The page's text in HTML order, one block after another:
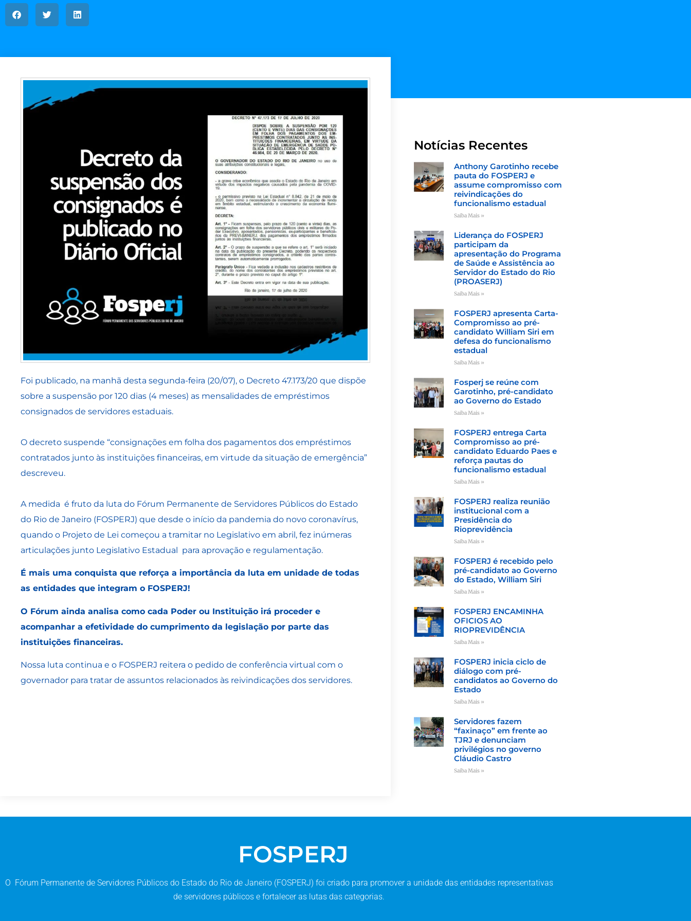
Foi publicado, na manhã desta segunda-feira (20/07), o Decreto 47.173/20 que dispõe
sobre a suspensão por 120 dias (4 meses) as mensalidades de empréstimos
consignados de servidores estaduais.
O decreto suspende “consignações em folha dos pagamentos dos empréstimos
contratados junto às instituições financeiras, em virtude da situação de emergência”
descreveu.
A medida é fruto da luta do Fórum Permanente de Servidores Públicos do Estado
do Rio de Janeiro (FOSPERJ) que desde o início da pandemia do novo coronavírus,
quando o Projeto de Lei começou a tramitar no Legislativo em abril, fez inúmeras
articulações junto Legislativo Estadual para aprovação e regulamentação.
É mais uma conquista que reforça a importância da luta em unidade de todas
as entidades que integram o FOSPERJ!
O Fórum ainda analisa como cada Poder ou Instituição irá proceder e
acompanhar a efetividade do cumprimento da legislação por parte das
instituições financeiras.
Nossa luta continua e o FOSPERJ reitera o pedido de conferência virtual com o
governador para tratar de assuntos relacionados às reivindicações dos servidores.
Notícias Recentes
Anthony Garotinho recebe
pauta do FOSPERJ e
assume compromisso com
reivindicações do
funcionalismo estadual
Saiba Mais »
Liderança do FOSPERJ
participam da
apresentação do Programa
de Saúde e Assistência ao
Servidor do Estado do Rio
(PROASERJ)
Saiba Mais »
FOSPERJ apresenta Carta-
Compromisso ao pré-
candidato William Siri em
defesa do funcionalismo
estadual
Saiba Mais »
Fosperj se reúne com
Garotinho, pré-candidato
ao Governo do Estado
Saiba Mais »
FOSPERJ entrega Carta
Compromisso ao pré-
candidato Eduardo Paes e
reforça pautas do
funcionalismo estadual
Saiba Mais »
FOSPERJ realiza reunião
institucional com a
Presidência do
Rioprevidência
Saiba Mais »
FOSPERJ é recebido pelo
pré-candidato ao Governo
do Estado, William Siri
Saiba Mais »
FOSPERJ ENCAMINHA
OFICIOS AO
RIOPREVIDÊNCIA
Saiba Mais »
FOSPERJ inicia ciclo de
diálogo com pré-
candidatos ao Governo do
Estado
Saiba Mais »
Servidores fazem
“faxinaço” em frente ao
TJRJ e denunciam
privilégios no governo
Cláudio Castro
Saiba Mais »
FOSPERJ
O Fórum Permanente de Servidores Públicos do Estado do Rio de Janeiro (FOSPERJ) foi criado para promover a unidade das entidades representativas
de servidores públicos e fortalecer as lutas das categorias.